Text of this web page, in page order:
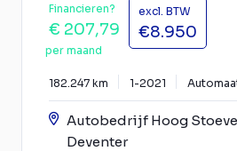
Financieren?
€ 207,79
per maand
excl. BTW
€8.950
182.247 km 1-2021
Autobedrijf Hoog
Deventer